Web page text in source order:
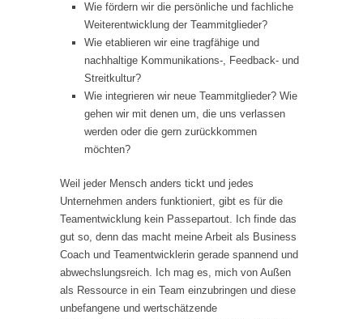
Wie fördern wir die persönliche und fachliche
Weiterentwicklung der Teammitglieder?
Wie etablieren wir eine tragfähige und
nachhaltige Kommunikations-, Feedback- und
Streitkultur?
Wie integrieren wir neue Teammitglieder? Wie
gehen wir mit denen um, die uns verlassen
werden oder die gern zurückkommen
möchten?
Weil jeder Mensch anders tickt und jedes
Unternehmen anders funktioniert, gibt es für die
Teamentwicklung kein Passepartout. Ich finde das
gut so, denn das macht meine Arbeit als Business
Coach und Teamentwicklerin gerade spannend und
abwechslungsreich. Ich mag es, mich von Außen
als Ressource in ein Team einzubringen und diese
unbefangene und wertschätzende